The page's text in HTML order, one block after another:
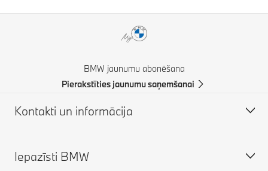
BMW jaunumu abonēšana
Pierakstīties jaunumu saņemšanai
Kontakti un informācija
Klientu atbalsts
Iepazīsti BMW